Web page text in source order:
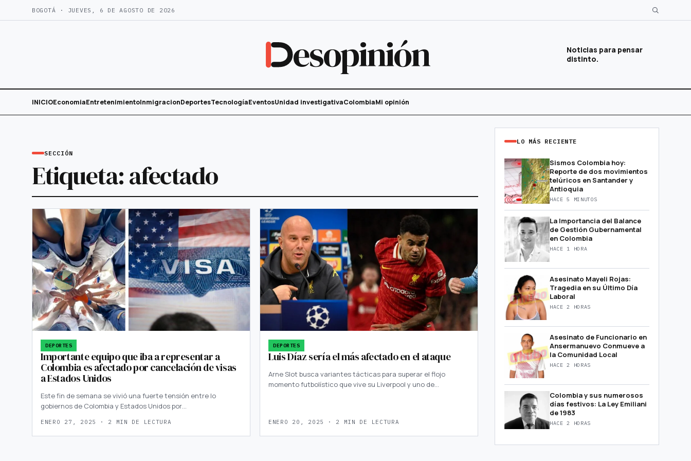
al
BOGOTÁ · JUEVES, 6 DE AGOSTO DE 2026
esopinión
Noticias para pensar
distinto.
INICIOEconomiaEntretenimientoInmigracionDeportesTecnologíaEventosUnidad investigativaColombiaMi opinión
SECCIÓN
Etiqueta:afectado
DEPORTES
Importante equipo que iba a representar a
Colombia es afectado por cancelación de visas
a Estados Unidos
Este fin de semana se vivió una fuerte tensión entre lo
gobiernos de Colombia y Estados Unidos por…
ENERO 27, 2025 · 2 MIN DE LECTURA
DEPORTES
Luis Díaz sería el más afectado en el ataque
Arne Slot busca variantes tácticas para superar el flojo
momento futbolístico que vive su Liverpool y uno de…
ENERO 20, 2025 · 2 MIN DE LECTURA
LO MÁS RECIENTE
Sismos Colombia hoy:
Reporte de dos movimientos
telúricos en Santander y
Antioquia
HACE 5 MINUTOS
La Importancia del Balance
de Gestión Gubernamental
en Colombia
HACE 1 HORA
Asesinato Mayeli Rojas:
Tragedia en su Último Día
Laboral
HACE 2 HORAS
Asesinato de Funcionario en
Ansermanuevo Conmueve a
la Comunidad Local
HACE 2 HORAS
Colombia y sus numerosos
días festivos: La Ley Emiliani
de 1983
HACE 2 HORAS